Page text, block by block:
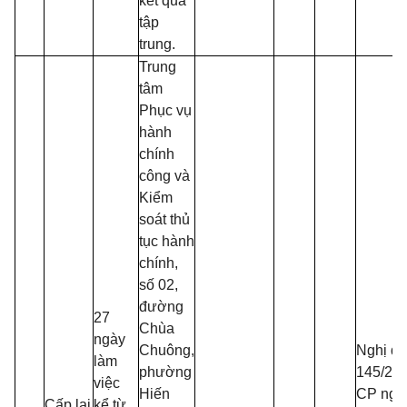
tập
trung.
27
ngày
làm
việc
Trung
tâm
Phục vụ
hành
chính
công và
Kiểm
soát thủ
tục hành
chính,
số 02,
đường
Chùa
Chuông,
phường
Hiến
Nghị
145/
CP